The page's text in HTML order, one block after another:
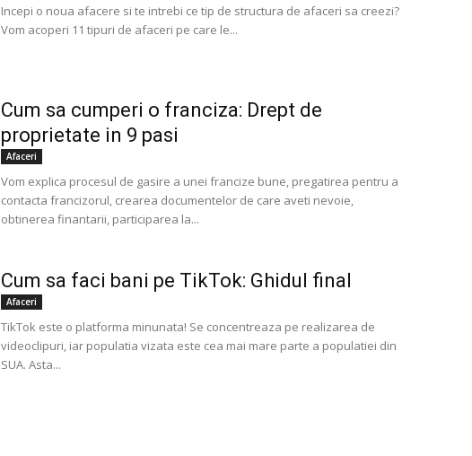
Incepi o noua afacere si te intrebi ce tip de structura de afaceri sa creezi?
Vom acoperi 11 tipuri de afaceri pe care le...
Cum sa cumperi o franciza: Drept de
proprietate in 9 pasi
Afaceri
Vom explica procesul de gasire a unei francize bune, pregatirea pentru a
contacta francizorul, crearea documentelor de care aveti nevoie,
obtinerea finantarii, participarea la...
Cum sa faci bani pe TikTok: Ghidul final
Afaceri
TikTok este o platforma minunata! Se concentreaza pe realizarea de
videoclipuri, iar populatia vizata este cea mai mare parte a populatiei din
SUA. Asta...